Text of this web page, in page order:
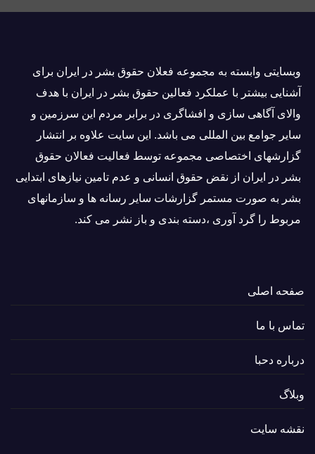
وبسايتى وابسته به مجموعه فعلان حقوق بشر در ایران برای
آشنایی بيشتر با عملکرد فعالین حقوق بشر در ایران با هدف
والاى آگاهى سازی و افشاگرى در برابر مردم این سرزمین و
ساير جوامع بین المللى می باشد. این سایت علاوه بر انتشار
گزارشهای اختصاصی مجموعه توسط فعاليت فعالان حقوق
بشر در ایران از نقض حقوق انسانی و عدم تامین نیازهای ابتدایی
بشر به صورت مستمر گزارشات سایر رسانه ها و سازمانهای
مربوط را گرد آوری ،دسته بندی و باز نشر می كند.
صفحه اصلی
تماس با ما
درباره دحبا
وبلاگ
نقشه سایت